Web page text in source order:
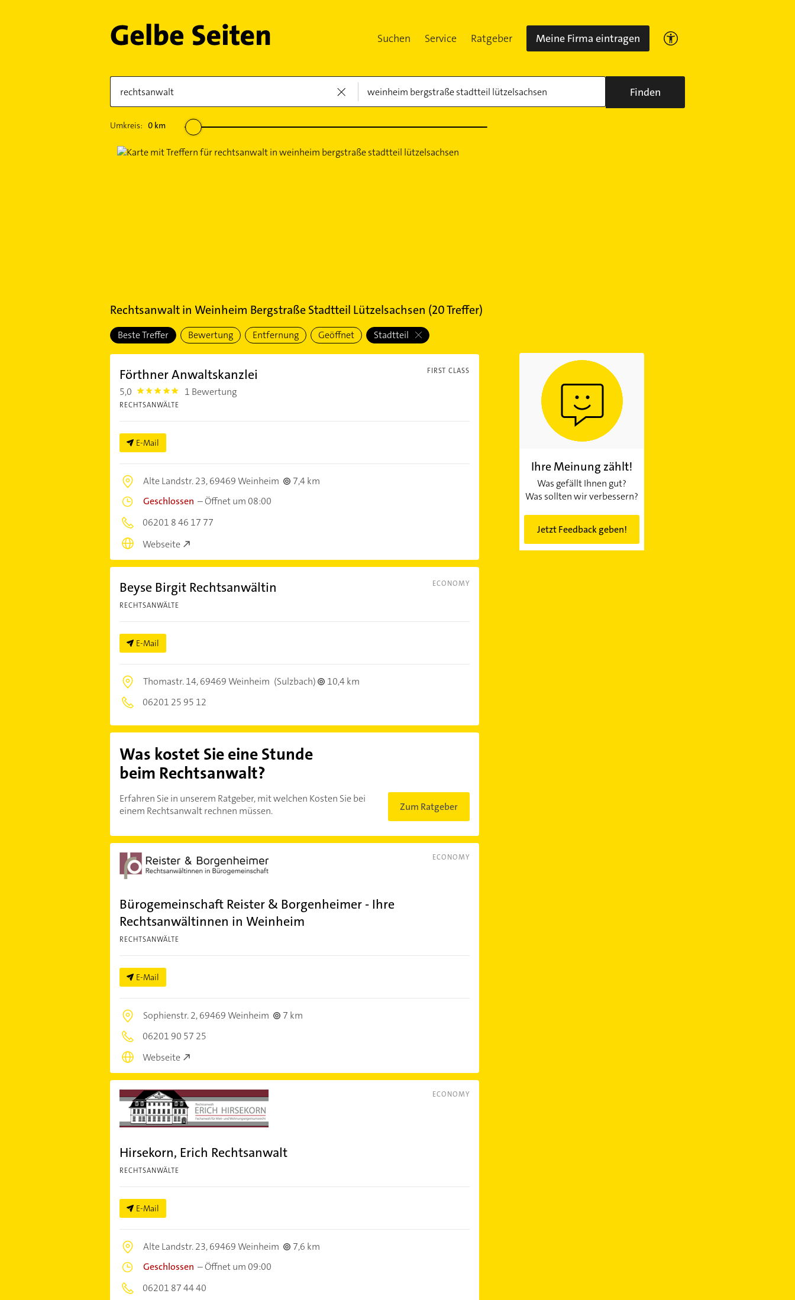
Suchen Service Ratgeber Meine Firma eintragen
Finden
Umkreis: 0km
Rechtsanwaltin Weinheim Bergstraße Stadtteil Lützelsachsen (20Treffer)
Beste Treffer Bewertung Entfernung Geöffnet Stadtteil
FIRST CLASS
Förthner Anwaltskanzlei
5,0 5.0 1 Bewertung
RECHTSANWÄLTE
E-Mail
Alte Landstr. 23,69469 Weinheim
7,4 km
Geschlossen –Öffnet um 08:00
06201 8 46 17 77
Webseite
ECONOMY
Beyse Birgit Rechtsanwältin
RECHTSANWÄLTE
E-Mail
Thomastr. 14,69469 Weinheim (Sulzbach)
10,4 km
06201 25 95 12
Was kostet Sie eine Stunde
beim Rechtsanwalt?
Erfahren Sie in unserem Ratgeber, mit welchen Kosten Sie bei
einem Rechtsanwalt rechnen müssen.
Zum Ratgeber
ECONOMY
Bürogemeinschaft Reister & Borgenheimer - Ihre
Rechtsanwältinnen in Weinheim
RECHTSANWÄLTE
E-Mail
Sophienstr. 2,69469 Weinheim
7 km
06201 90 57 25
Webseite
ECONOMY
Hirsekorn, Erich Rechtsanwalt
RECHTSANWÄLTE
E-Mail
Alte Landstr. 23,69469 Weinheim
7,6 km
Geschlossen –Öffnet um 09:00
06201 87 44 40
Ihre Meinung zählt!
Was gefällt Ihnen gut?
Was sollten wir verbessern?
Jetzt Feedback geben!